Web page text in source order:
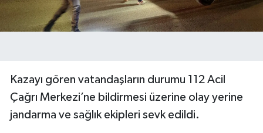
Kazayı gören vatandaşların durumu 112 Acil
Çağrı Merkezi’ne bildirmesi üzerine olay yerine
jandarma ve sağlık ekipleri sevk edildi.